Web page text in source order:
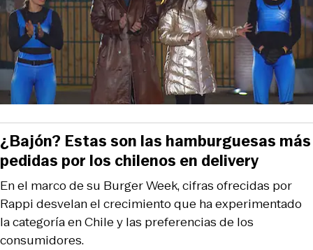
En el marco de su Burger Week, cifras ofrecidas por
Rappi desvelan el crecimiento que ha experimentado
la categoría en Chile y las preferencias de los
consumidores.
¿Bajón? Estas son las hamburguesas más
pedidas por los chilenos en delivery